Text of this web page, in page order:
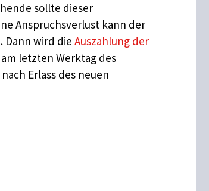
sollte dieser
Anspruchsverlust kann der
Dann wird die Auszahlung der
letzten Werktag des
Erlass des neuen